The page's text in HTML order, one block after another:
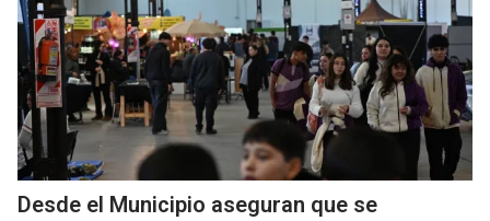
Desde el Municipio aseguran que se